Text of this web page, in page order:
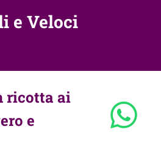
e Veloci
ricotta ai
e